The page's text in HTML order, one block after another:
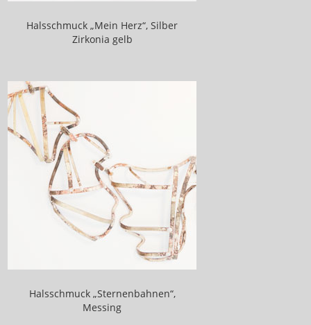
Hilfe zur Selbsthilfe für Frauen mit
Krebserkrankungen
Schmuckausstellungen
Venusprojekt
Venusprojekt - Schlüsselanhänger
Sternenbahnen
Broschen
Halsschmuck
Ringe und Armreifen
Halsschmuck „Mein Herz“, Silber
Zirkonia gelb
Halsschmuck „Sternenbahnen“,
Messing